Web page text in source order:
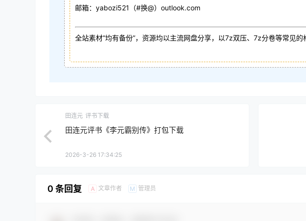
邮箱：yabozi521（#换@）outlook.com
全站素材“均有备份”，资源均以主流网盘分享，以7z双压、7z分卷等常见
田连元 评书下载
田连元评书《李元霸别传》打包下载
2026-3-26 17:34:25
0 条回复 A 文章作者 M 管理员